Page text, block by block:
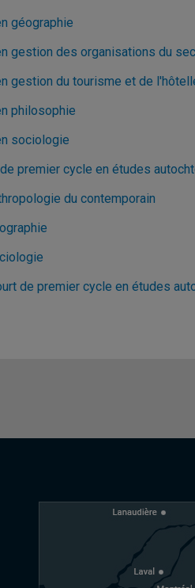
géographie
gestion des organisations du
gestion du tourisme et de
philosophie
sociologie
premier cycle en études
du contemporain
de premier cycle en études